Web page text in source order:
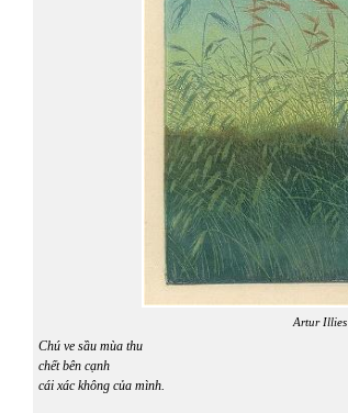
Artur Illies
Chú ve sầu mùa thu
chết bên cạnh
cái xác không của mình.